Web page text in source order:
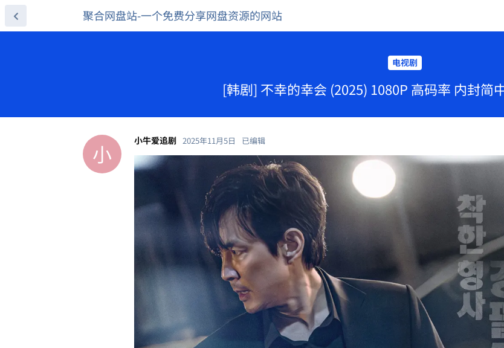
聚合网盘站-一个免费分享网盘资源的网站
电视剧
[韩剧] 不幸的幸会 (2025) 1080P 高码率 内封简
小 小牛爱追剧 2025年11月5日 已编辑